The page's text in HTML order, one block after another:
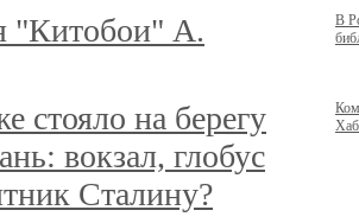
"Китобои" А.
В
стояло на берегу
вокзал, глобус
Сталину?